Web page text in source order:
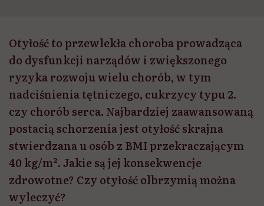
Otyłość to przewlekła choroba prowadząca
do dysfunkcji narządów i zwiększonego
ryzyka rozwoju wielu chorób, w tym
nadciśnienia tętniczego, cukrzycy typu 2.
czy chorób serca. Najbardziej zaawansowaną
postacią schorzenia jest otyłość skrajna
stwierdzana u osób z BMI przekraczającym
40 kg/m². Jakie są jej konsekwencje
zdrowotne? Czy otyłość olbrzymią można
wyleczyć?